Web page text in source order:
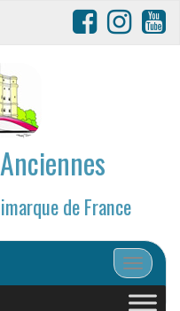
de France
Afficher/